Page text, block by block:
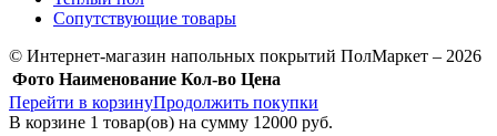
Сопутствующие товары
© Интернет-магазин напольных покрытий ПолМаркет – 2026
Фото Наименование Кол-во Цена
Перейти в корзинуПродолжить покупки
В корзине 1 товар(ов) на сумму 12000 руб.